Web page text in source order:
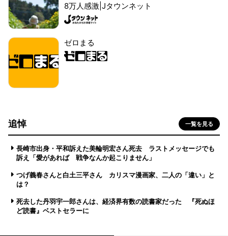
8万人感激|Jタウンネット
ゼロまる
追悼 一覧を見る
長崎市出身・平和訴えた美輪明宏さん死去 ラストメッセージでも
訴え「愛があれば 戦争なんか起こりません」
つげ義春さんと白土三平さん カリスマ漫画家、二人の「違い」と
は？
死去した丹羽宇一郎さんは、経済界有数の読書家だった 『死ぬほ
ど読書』ベストセラーに